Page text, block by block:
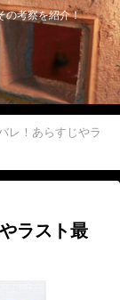
の考察を紹介！
レ！あらすじやラ
ラスト最